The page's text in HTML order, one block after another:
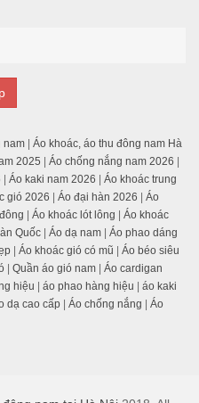
nam
Áo khoác, áo thu đông nam Hà
2025 Áo chống nắng nam 2026
Áo kaki nam 2026
Áo khoác trung
gió 2026 Áo đại hàn 2026
Áo
Áo khoác lót lông
Áo khoác
Quốc Áo dạ nam
Áo phao dáng
Áo khoác gió có mũ
Áo béo siêu
Quần áo gió nam
Áo cardigan
hiệu áo phao hàng hiệu
áo kaki
dạ cao cấp Áo chống nắng
Áo